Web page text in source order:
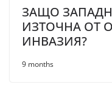
ЗАЩО
ИЗТОЧНА ОТ
ИНВАЗИЯ?
9 months